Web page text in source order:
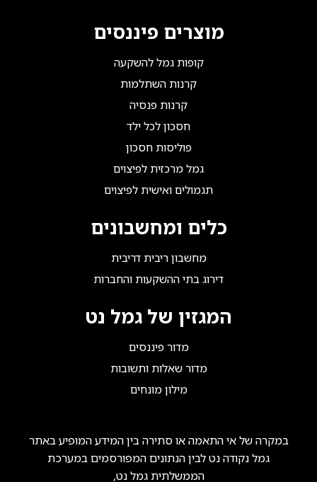
מוצרים פיננסים
קופות גמל להשקעה
קרנות השתלמות
קרנות פנסיה
חסכון לכל ילד
פוליסות חסכון
גמל מרכזית לפיצוים
תגמולים ואישית לפיצוים
כלים ומחשבונים
מחשבון ריבית דריבית
דירוג בתי ההשקעות והחברות
המגזין של גמל נט
מדור פיננסים
מדור שאלות ותשובות
מילון מונחים
במקרה של אי התאמה או סתירה בין המידע המופיע באתר
גמל נקודה נט לבין הנתונים המפורסמים במערכת
הממשלתית גמל נט,